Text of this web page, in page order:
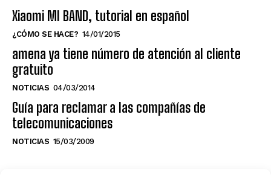
Xiaomi MI BAND, tutorial en español
¿CÓMO SE HACE? 14/01/2015
amena ya tiene número de atención al cliente
gratuito
NOTICIAS 04/03/2014
Guía para reclamar a las compañías de
telecomunicaciones
NOTICIAS 15/03/2009